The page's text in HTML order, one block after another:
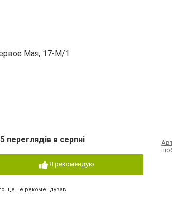
Мая, 17-М/1
5 переглядів в серпні
Я рекомендую
ще не рекомендував